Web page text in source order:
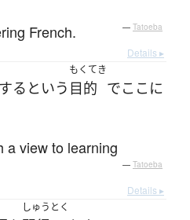
French. — Tatoeba
Details ▸
する という
もくてき
目的 でここ に
a view to learning
— Tatoeba
Details ▸
しゅうとく